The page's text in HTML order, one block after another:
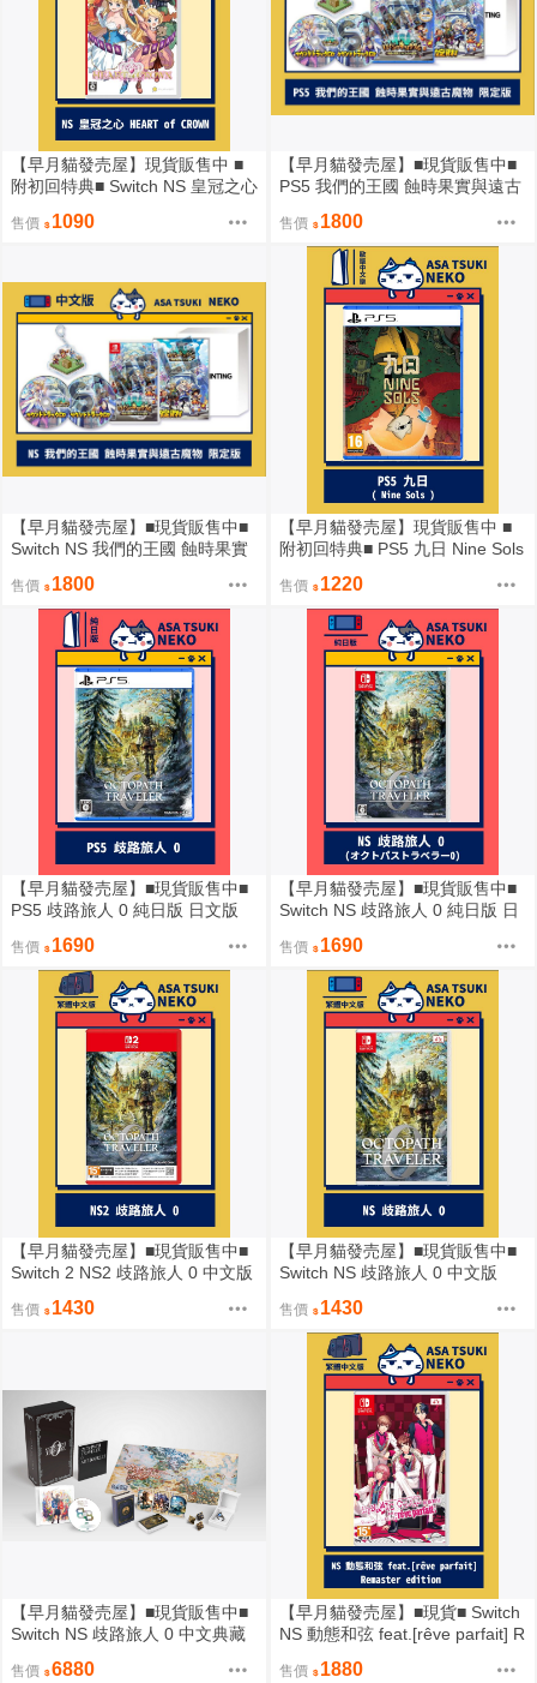
【早月貓發売屋】現貨販售中 ■
附初回特典■ Switch NS 皇冠之心
售價 1090
【早月貓發売屋】■現貨販售中■
PS5 我們的王國 蝕時果實與遠古
售價 1800
【早月貓發売屋】■現貨販售中■
Switch NS 我們的王國 蝕時果實
售價 1800
【早月貓發売屋】現貨販售中 ■
附初回特典■ PS5 九日 Nine Sols
售價 1220
【早月貓發売屋】■現貨販售中■
PS5 歧路旅人 0 純日版 日文版
售價 1690
【早月貓發売屋】■現貨販售中■
Switch NS 歧路旅人 0 純日版 日
售價 1690
【早月貓發売屋】■現貨販售中■
Switch 2 NS2 歧路旅人 0 中文版
售價 1430
【早月貓發売屋】■現貨販售中■
Switch NS 歧路旅人 0 中文版
售價 1430
【早月貓發売屋】■現貨販售中■
Switch NS 歧路旅人 0 中文典藏
售價 6880
【早月貓發売屋】■現貨■ Switch
NS 動態和弦 feat.[rêve parfait] R
售價 1880